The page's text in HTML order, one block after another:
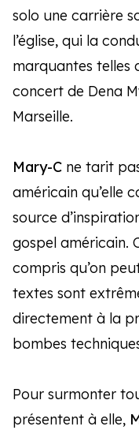
solo une carrière
l’église, qui la
marquantes telles
concert de Dena
Marseille.
Mary-C ne tarit
américain qu’elle
source
gospel américain.
compris qu’on
textes sont
directement à la
bombes
Pour surmonter
présentent à elle,